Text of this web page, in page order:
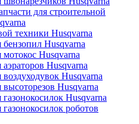
для строительной
техники Husqvarna
бензопил Husqvarna
мотокос Husqvarna
аэраторов Husqvarna
воздуходувок Husqvarna
высоторезов Husqvarna
газонокосилок Husqvarna
газонокосилок роботов